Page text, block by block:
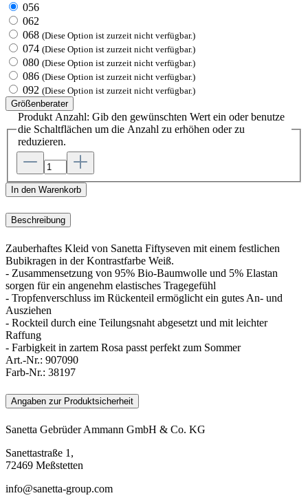
056
062
068 (Diese Option ist zurzeit nicht verfügbar.)
074 (Diese Option ist zurzeit nicht verfügbar.)
080 (Diese Option ist zurzeit nicht verfügbar.)
086 (Diese Option ist zurzeit nicht verfügbar.)
092 (Diese Option ist zurzeit nicht verfügbar.)
Größenberater
Produkt Anzahl: Gib den gewünschten Wert ein oder benutze
die Schaltflächen um die Anzahl zu erhöhen oder zu
reduzieren.
In den Warenkorb
Beschreibung
Zauberhaftes Kleid von Sanetta Fiftyseven mit einem festlichen
Bubikragen in der Kontrastfarbe Weiß.
- Zusammensetzung von 95% Bio-Baumwolle und 5% Elastan
sorgen für ein angenehm elastisches Tragegefühl
- Tropfenverschluss im Rückenteil ermöglicht ein gutes An- und
Ausziehen
- Rockteil durch eine Teilungsnaht abgesetzt und mit leichter
Raffung
- Farbigkeit in zartem Rosa passt perfekt zum Sommer
Art.-Nr.: 907090
Farb-Nr.: 38197
Angaben zur Produktsicherheit
Sanetta Gebrüder Ammann GmbH & Co. KG
Sanettastraße 1,
72469 Meßstetten
info@sanetta-group.com